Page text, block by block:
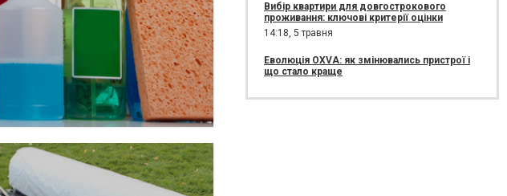
Вибір квартири для довгострокового
проживання: ключові критерії оцінки
14:18, 5 травня
Еволюція OXVA: як змінювались пристрої і
що стало краще